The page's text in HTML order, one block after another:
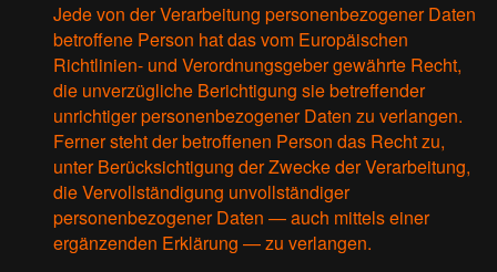
Jede von der Verarbeitung personenbezogener Daten
betroffene Person hat das vom Europäischen
Richtlinien- und Verordnungsgeber gewährte Recht,
die unverzügliche Berichtigung sie betreffender
unrichtiger personenbezogener Daten zu verlangen.
Ferner steht der betroffenen Person das Recht zu,
unter Berücksichtigung der Zwecke der Verarbeitung,
die Vervollständigung unvollständiger
personenbezogener Daten — auch mittels einer
ergänzenden Erklärung — zu verlangen.